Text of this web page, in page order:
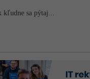
kľudne sa pýtaj...